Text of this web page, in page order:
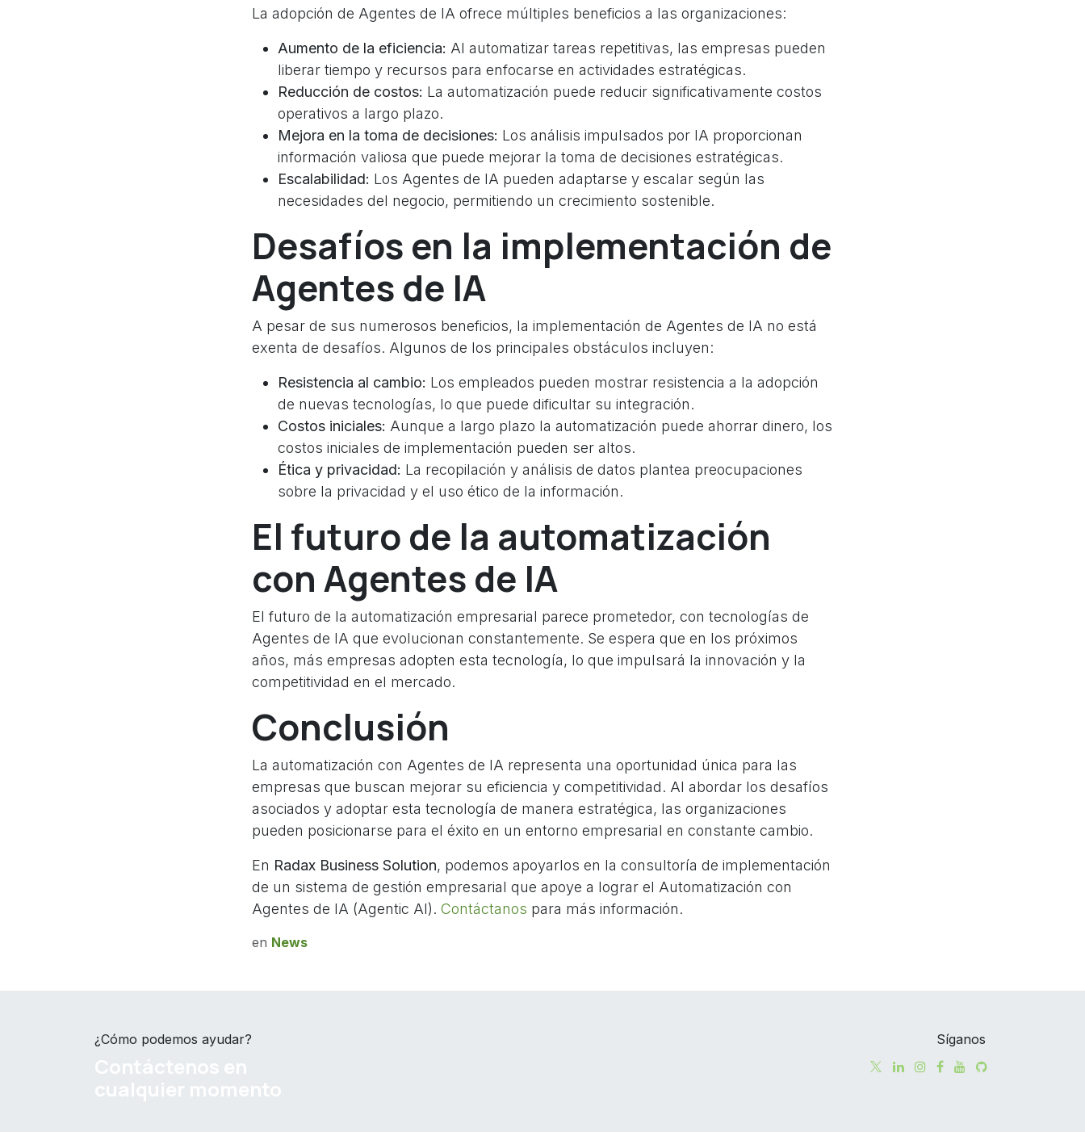
La adopción de Agentes de IA ofrece múltiples beneficios a las organizaciones:
Aumento de la eficiencia: Al automatizar tareas repetitivas, las empresas pueden
liberar tiempo y recursos para enfocarse en actividades estratégicas.
Reducción de costos: La automatización puede reducir significativamente costos
operativos a largo plazo.
Mejora en la toma de decisiones: Los análisis impulsados por IA proporcionan
información valiosa que puede mejorar la toma de decisiones estratégicas.
Escalabilidad: Los Agentes de IA pueden adaptarse y escalar según las
necesidades del negocio, permitiendo un crecimiento sostenible.
Desafíos en la implementación de
Agentes de IA
A pesar de sus numerosos beneficios, la implementación de Agentes de IA no está
exenta de desafíos. Algunos de los principales obstáculos incluyen:
Resistencia al cambio: Los empleados pueden mostrar resistencia a la adopción
de nuevas tecnologías, lo que puede dificultar su integración.
Costos iniciales: Aunque a largo plazo la automatización puede ahorrar dinero, los
costos iniciales de implementación pueden ser altos.
Ética y privacidad: La recopilación y análisis de datos plantea preocupaciones
sobre la privacidad y el uso ético de la información.
El futuro de la automatización
con Agentes de IA
El futuro de la automatización empresarial parece prometedor, con tecnologías de
Agentes de IA que evolucionan constantemente. Se espera que en los próximos
años, más empresas adopten esta tecnología, lo que impulsará la innovación y la
competitividad en el mercado.
Conclusión
La automatización con Agentes de IA representa una oportunidad única para las
empresas que buscan mejorar su eficiencia y competitividad. Al abordar los desafíos
asociados y adoptar esta tecnología de manera estratégica, las organizaciones
pueden posicionarse para el éxito en un entorno empresarial en constante cambio.
En Radax Business Solution, podemos apoyarlos en la consultoría de implementación
de un sistema de gestión empresarial que apoye a lograr el Automatización con
Agentes de IA (Agentic AI). Contáctanos para más información.
en News
¿Cómo podemos ayudar? Síganos